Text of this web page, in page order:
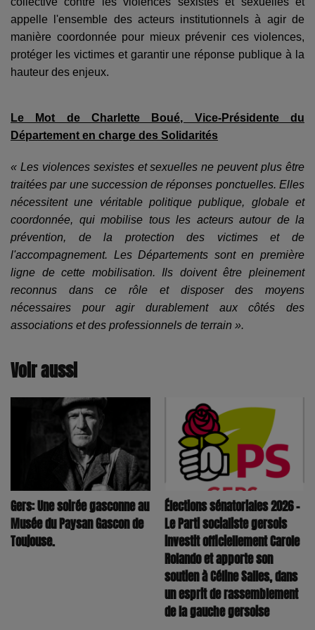
appelle l'ensemble des acteurs institutionnels à agir de
manière coordonnée pour mieux prévenir ces violences,
protéger les victimes et garantir une réponse publique à la
hauteur des enjeux.
Le Mot de Charlette Boué, Vice-Présidente du
Département en charge des Solidarités
« Les violences sexistes et sexuelles ne peuvent plus être
traitées par une succession de réponses ponctuelles. Elles
nécessitent une véritable politique publique, globale et
coordonnée, qui mobilise tous les acteurs autour de la
prévention, de la protection des victimes et de
l'accompagnement. Les Départements sont en première
ligne de cette mobilisation. Ils doivent être pleinement
reconnus dans ce rôle et disposer des moyens
nécessaires pour agir durablement aux côtés des
associations et des professionnels de terrain ».
Voir aussi
Gers: Une soirée gasconne au
Musée du Paysan Gascon de
Toujouse.
Élections sénatoriales 2026 –
Le Parti socialiste gersois
investit officiellement Carole
Rolando et apporte son
soutien à Céline Salles, dans
un esprit de rassemblement
de la gauche gersoise